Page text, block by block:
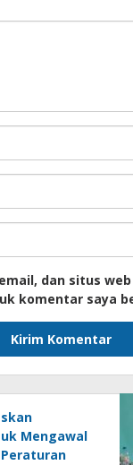
dan situs
komentar saya
Mengawal